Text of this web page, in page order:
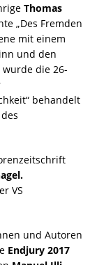
Thomas
„Des Fremden
mit einem
und den
die 26-
behandelt
VS
und Autoren
Endjury 2017